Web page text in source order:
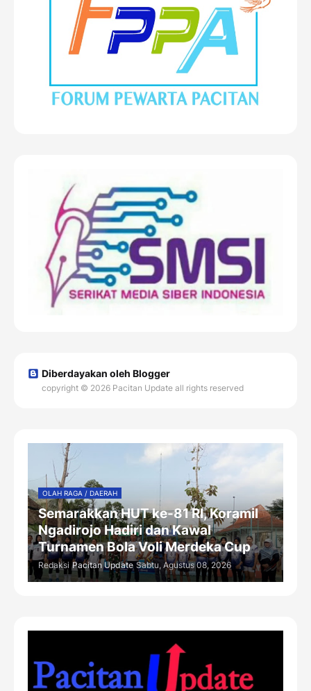
Diberdayakan oleh Blogger
copyright © 2026 Pacitan Update all rights reserved
OLAH RAGA / DAERAH
Semarakkan HUT ke-81 RI, Koramil
Ngadirojo Hadiri dan Kawal
Turnamen Bola Voli Merdeka Cup
Redaksi Pacitan Update Sabtu, Agustus 08, 2026